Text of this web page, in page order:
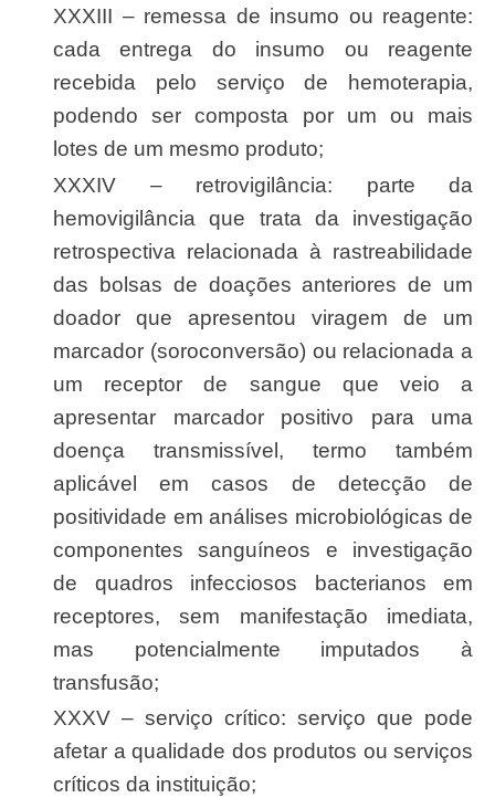
XXXIII – remessa de insumo ou reagente:
cada entrega do insumo ou reagente
recebida pelo serviço de hemoterapia,
podendo ser composta por um ou mais
lotes de um mesmo produto;
XXXIV – retrovigilância: parte da
hemovigilância que trata da investigação
retrospectiva relacionada à rastreabilidade
das bolsas de doações anteriores de um
doador que apresentou viragem de um
marcador (soroconversão) ou relacionada a
um receptor de sangue que veio a
apresentar marcador positivo para uma
doença transmissível, termo também
aplicável em casos de detecção de
positividade em análises microbiológicas de
componentes sanguíneos e investigação
de quadros infecciosos bacterianos em
receptores, sem manifestação imediata,
mas potencialmente imputados à
transfusão;
XXXV – serviço crítico: serviço que pode
afetar a qualidade dos produtos ou serviços
críticos da instituição;